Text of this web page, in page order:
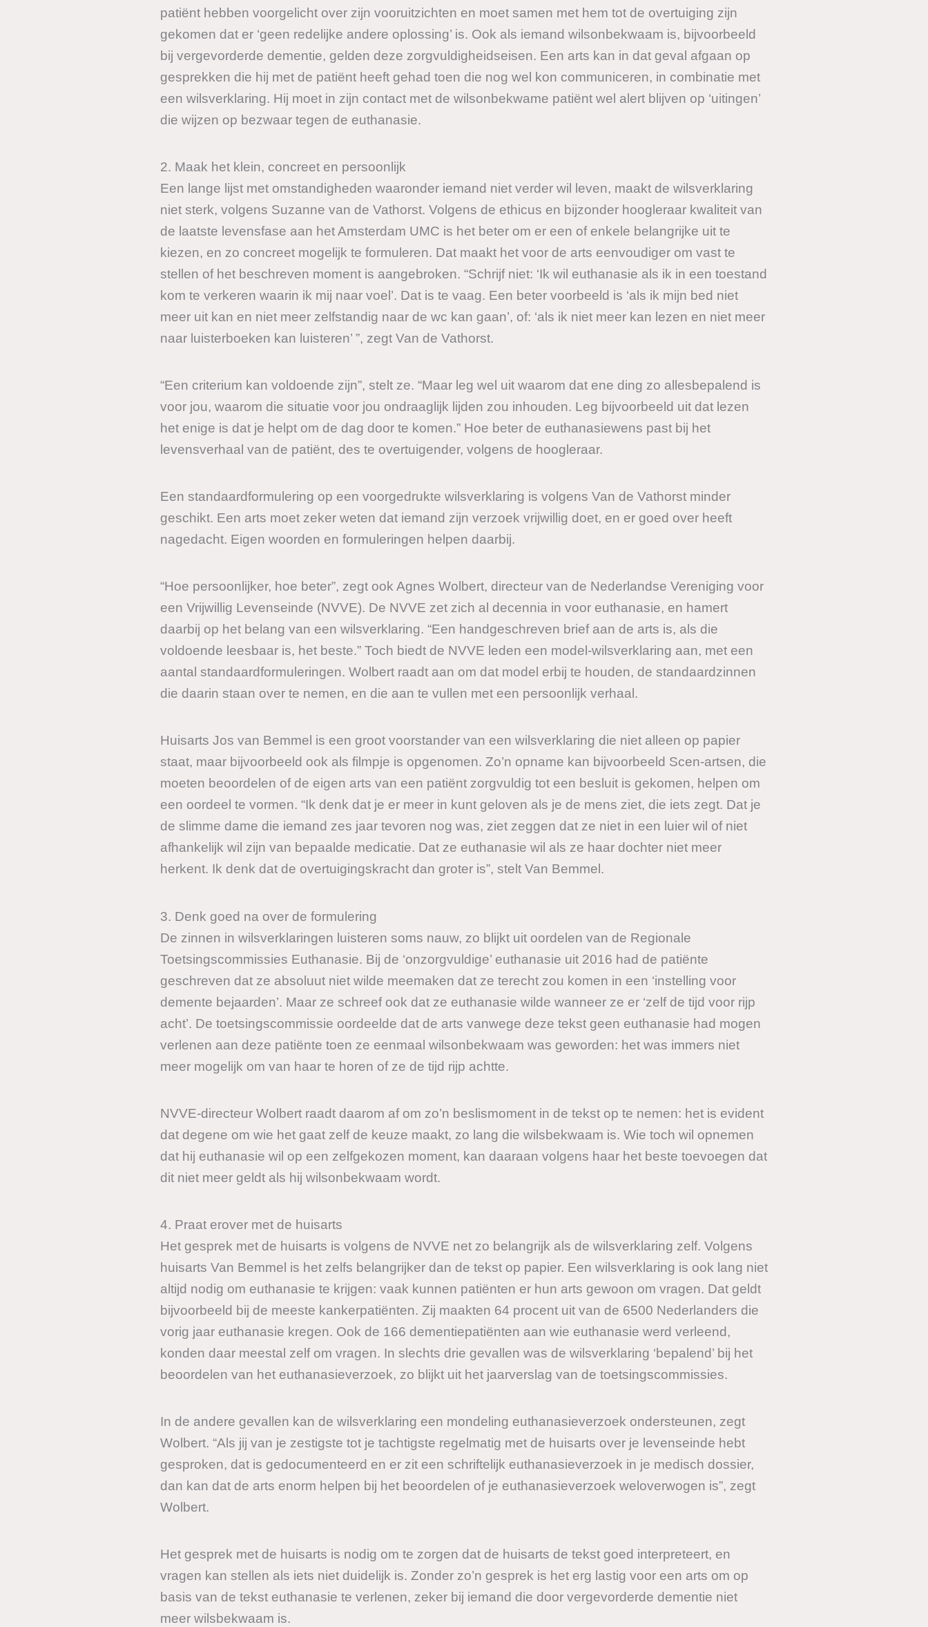
patiënt hebben voorgelicht over zijn vooruitzichten en moet samen met hem tot de overtuiging zijn
gekomen dat er ‘geen redelijke andere oplossing’ is. Ook als iemand wilsonbekwaam is, bijvoorbeeld
bij vergevorderde dementie, gelden deze zorgvuldigheidseisen. Een arts kan in dat geval afgaan op
gesprekken die hij met de patiënt heeft gehad toen die nog wel kon communiceren, in combinatie met
een wilsverklaring. Hij moet in zijn contact met de wilsonbekwame patiënt wel alert blijven op ‘uitingen’
die wijzen op bezwaar tegen de euthanasie.
2. Maak het klein, concreet en persoonlijk
Een lange lijst met omstandigheden waaronder iemand niet verder wil leven, maakt de wilsverklaring
niet sterk, volgens Suzanne van de Vathorst. Volgens de ethicus en bijzonder hoogleraar kwaliteit van
de laatste levensfase aan het Amsterdam UMC is het beter om er een of enkele belangrijke uit te
kiezen, en zo concreet mogelijk te formuleren. Dat maakt het voor de arts eenvoudiger om vast te
stellen of het beschreven moment is aangebroken. “Schrijf niet: ‘Ik wil euthanasie als ik in een toestand
kom te verkeren waarin ik mij naar voel’. Dat is te vaag. Een beter voorbeeld is ‘als ik mijn bed niet
meer uit kan en niet meer zelfstandig naar de wc kan gaan’, of: ‘als ik niet meer kan lezen en niet meer
naar luisterboeken kan luisteren’ ”, zegt Van de Vathorst.
“Een criterium kan voldoende zijn”, stelt ze. “Maar leg wel uit waarom dat ene ding zo allesbepalend is
voor jou, waarom die situatie voor jou ondraaglijk lijden zou inhouden. Leg bijvoorbeeld uit dat lezen
het enige is dat je helpt om de dag door te komen.” Hoe beter de euthanasiewens past bij het
levensverhaal van de patiënt, des te overtuigender, volgens de hoogleraar.
Een standaardformulering op een voorgedrukte wilsverklaring is volgens Van de Vathorst minder
geschikt. Een arts moet zeker weten dat iemand zijn verzoek vrijwillig doet, en er goed over heeft
nagedacht. Eigen woorden en formuleringen helpen daarbij.
“Hoe persoonlijker, hoe beter”, zegt ook Agnes Wolbert, directeur van de Nederlandse Vereniging voor
een Vrijwillig Levenseinde (NVVE). De NVVE zet zich al decennia in voor euthanasie, en hamert
daarbij op het belang van een wilsverklaring. “Een handgeschreven brief aan de arts is, als die
voldoende leesbaar is, het beste.” Toch biedt de NVVE leden een model-wilsverklaring aan, met een
aantal standaardformuleringen. Wolbert raadt aan om dat model erbij te houden, de standaardzinnen
die daarin staan over te nemen, en die aan te vullen met een persoonlijk verhaal.
Huisarts Jos van Bemmel is een groot voorstander van een wilsverklaring die niet alleen op papier
staat, maar bijvoorbeeld ook als filmpje is opgenomen. Zo’n opname kan bijvoorbeeld Scen-artsen, die
moeten beoordelen of de eigen arts van een patiënt zorgvuldig tot een besluit is gekomen, helpen om
een oordeel te vormen. “Ik denk dat je er meer in kunt geloven als je de mens ziet, die iets zegt. Dat je
de slimme dame die iemand zes jaar tevoren nog was, ziet zeggen dat ze niet in een luier wil of niet
afhankelijk wil zijn van bepaalde medicatie. Dat ze euthanasie wil als ze haar dochter niet meer
herkent. Ik denk dat de overtuigingskracht dan groter is”, stelt Van Bemmel.
3. Denk goed na over de formulering
De zinnen in wilsverklaringen luisteren soms nauw, zo blijkt uit oordelen van de Regionale
Toetsingscommissies Euthanasie. Bij de ‘onzorgvuldige’ euthanasie uit 2016 had de patiënte
geschreven dat ze absoluut niet wilde meemaken dat ze terecht zou komen in een ‘instelling voor
demente bejaarden’. Maar ze schreef ook dat ze euthanasie wilde wanneer ze er ‘zelf de tijd voor rijp
acht’. De toetsingscommissie oordeelde dat de arts vanwege deze tekst geen euthanasie had mogen
verlenen aan deze patiënte toen ze eenmaal wilsonbekwaam was geworden: het was immers niet
meer mogelijk om van haar te horen of ze de tijd rijp achtte.
NVVE-directeur Wolbert raadt daarom af om zo’n beslismoment in de tekst op te nemen: het is evident
dat degene om wie het gaat zelf de keuze maakt, zo lang die wilsbekwaam is. Wie toch wil opnemen
dat hij euthanasie wil op een zelfgekozen moment, kan daaraan volgens haar het beste toevoegen dat
dit niet meer geldt als hij wilsonbekwaam wordt.
4. Praat erover met de huisarts
Het gesprek met de huisarts is volgens de NVVE net zo belangrijk als de wilsverklaring zelf. Volgens
huisarts Van Bemmel is het zelfs belangrijker dan de tekst op papier. Een wilsverklaring is ook lang niet
altijd nodig om euthanasie te krijgen: vaak kunnen patiënten er hun arts gewoon om vragen. Dat geldt
bijvoorbeeld bij de meeste kankerpatiënten. Zij maakten 64 procent uit van de 6500 Nederlanders die
vorig jaar euthanasie kregen. Ook de 166 dementiepatiënten aan wie euthanasie werd verleend,
konden daar meestal zelf om vragen. In slechts drie gevallen was de wilsverklaring ‘bepalend’ bij het
beoordelen van het euthanasieverzoek, zo blijkt uit het jaarverslag van de toetsingscommissies.
In de andere gevallen kan de wilsverklaring een mondeling euthanasieverzoek ondersteunen, zegt
Wolbert. “Als jij van je zestigste tot je tachtigste regelmatig met de huisarts over je levenseinde hebt
gesproken, dat is gedocumenteerd en er zit een schriftelijk euthanasieverzoek in je medisch dossier,
dan kan dat de arts enorm helpen bij het beoordelen of je euthanasieverzoek weloverwogen is”, zegt
Wolbert.
Het gesprek met de huisarts is nodig om te zorgen dat de huisarts de tekst goed interpreteert, en
vragen kan stellen als iets niet duidelijk is. Zonder zo’n gesprek is het erg lastig voor een arts om op
basis van de tekst euthanasie te verlenen, zeker bij iemand die door vergevorderde dementie niet
meer wilsbekwaam is.